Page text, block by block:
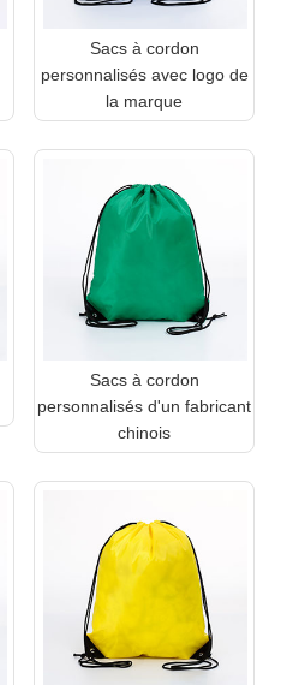
Sacs à cordon
personnalisés avec logo de
la marque
Sacs à cordon
personnalisés d'un fabricant
chinois